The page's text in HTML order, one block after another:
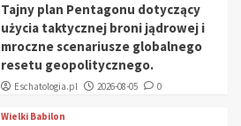
Tajny plan Pentagonu dotyczący
użycia taktycznej broni jądrowej i
mroczne scenariusze globalnego
resetu geopolitycznego.
Eschatologia.pl 2026-08-05 0
Wielki Babilon